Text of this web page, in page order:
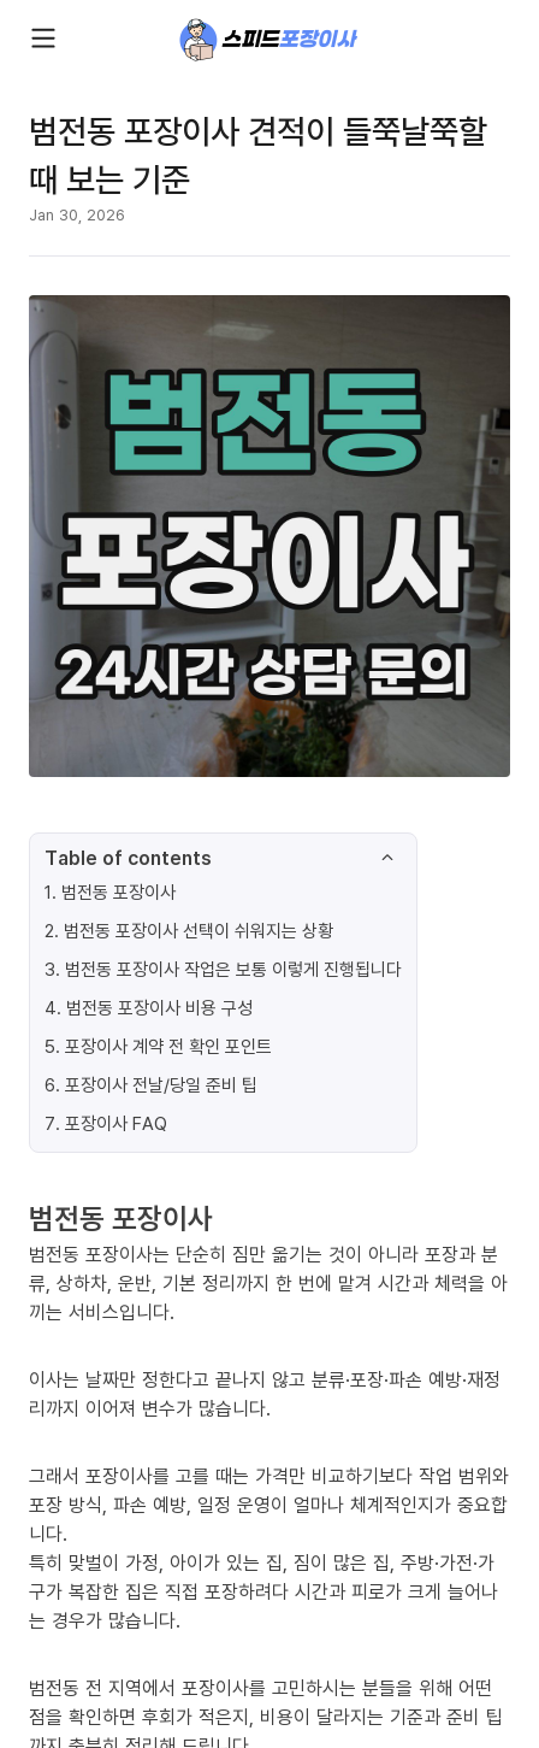
범전동 포장이사 견적이 들쭉날쭉할
때 보는 기준
Jan 30, 2026
Table of contents
1. 범전동 포장이사
2. 범전동 포장이사 선택이 쉬워지는 상황
3. 범전동 포장이사 작업은 보통 이렇게 진행됩니다
4. 범전동 포장이사 비용 구성
5. 포장이사 계약 전 확인 포인트
6. 포장이사 전날/당일 준비 팁
7. 포장이사 FAQ
범전동 포장이사
범전동 포장이사는 단순히 짐만 옮기는 것이 아니라 포장과 분
류, 상하차, 운반, 기본 정리까지 한 번에 맡겨 시간과 체력을 아
끼는 서비스입니다.
이사는 날짜만 정한다고 끝나지 않고 분류·포장·파손 예방·재정
리까지 이어져 변수가 많습니다.
그래서 포장이사를 고를 때는 가격만 비교하기보다 작업 범위와
포장 방식, 파손 예방, 일정 운영이 얼마나 체계적인지가 중요합
니다.
특히 맞벌이 가정, 아이가 있는 집, 짐이 많은 집, 주방·가전·가
구가 복잡한 집은 직접 포장하려다 시간과 피로가 크게 늘어나
는 경우가 많습니다.
범전동 전 지역에서 포장이사를 고민하시는 분들을 위해 어떤
점을 확인하면 후회가 적은지, 비용이 달라지는 기준과 준비 팁